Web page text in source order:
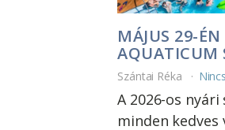
MÁJUS 29-
AQUATICUM
Szántai Réka
A 2026-os
minden kedves